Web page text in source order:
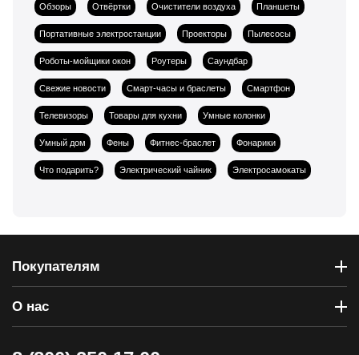
Обзоры Отвёртки Очистители воздуха Планшеты
Портативные электростанции Проекторы Пылесосы
Роботы-мойщики окон Роутеры Саундбар
Свежие новости Смарт-часы и браслеты Смартфон
Телевизоры Товары для кухни Умные колонки
Умный дом Фены Фитнес-браслет Фонарики
Что подарить? Электрический чайник Электросамокаты
Покупателям
О нас